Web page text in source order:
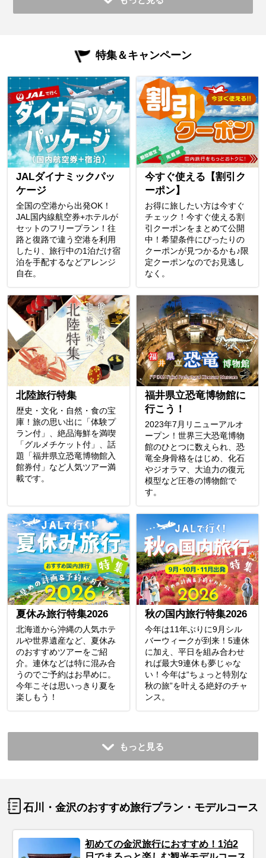
特集＆キャンペーン
JALダイナミックパッ
ケージ
全国の空港から出発OK！
JAL国内線航空券+ホテルが
セットのフリープラン！往
路と復路で違う空港を利用
したり、旅行中の1泊だけ宿
泊を手配するなどアレンジ
自在。
今すぐ使える【割引ク
ーポン】
お得に旅したい方は今すぐ
チェック！今すぐ使える割
引クーポンをまとめて公開
中！希望条件にぴったりの
クーポンが見つかるかも♪限
定クーポンなのでお見逃し
なく。
北陸旅行特集
歴史・文化・自然・食の宝
庫！旅の思い出に「体験プ
ラン付」、絶品海鮮を満喫
「グルメチケット付」、話
題「福井県立恐竜博物館入
館券付」など人気ツアー満
載です。
福井県立恐竜博物館に
行こう！
2023年7月リニューアルオ
ープン！世界三大恐竜博物
館のひとつに数えられ、恐
竜全身骨格をはじめ、化石
やジオラマ、大迫力の復元
模型など圧巻の博物館で
す。
夏休み旅行特集2026
北海道から沖縄の人気ホテ
ルや世界遺産など、夏休み
のおすすめツアーをご紹
介。連休などは特に混み合
うのでご予約はお早めに。
今年こそは思いっきり夏を
楽しもう！
秋の国内旅行特集2026
今年は11年ぶりに9月シル
バーウィークが到来！5連休
に加え、平日を組み合わせ
れば最大9連休も夢じゃな
い！今年は“ちょっと特別な
秋の旅”を叶える絶好のチャ
ンス。
もっと見る
石川・金沢のおすすめ旅行プラン・モデルコース
初めての金沢旅行におすすめ！1泊2